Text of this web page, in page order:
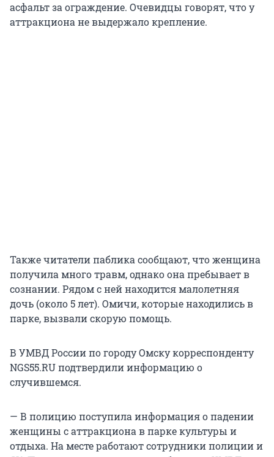
асфальт за ограждение. Очевидцы говорят, что у
аттракциона не выдержало крепление.
Также читатели паблика сообщают, что женщина
получила много травм, однако она пребывает в
сознании. Рядом с ней находится малолетняя
дочь (около 5 лет). Омичи, которые находились в
парке, вызвали скорую помощь.
В УМВД России по городу Омску корреспонденту
NGS55.RU подтвердили информацию о
случившемся.
— В полицию поступила информация о падении
женщины с аттракциона в парке культуры и
отдыха. На месте работают сотрудники полиции и